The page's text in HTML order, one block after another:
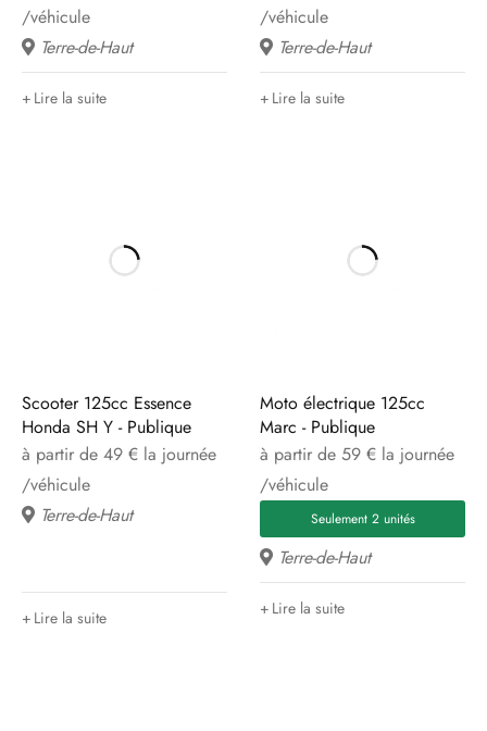
/véhicule
Terre-de-Haut
Lire la suite
/véhicule
Terre-de-Haut
Lire la suite
à partir de 49 € la journée
/véhicule
Terre-de-Haut
Scooter 125cc Essence
Honda SH Y - Publique
Lire la suite
à partir de 59 € la journée
/véhicule
Seulement 2 unités
Terre-de-Haut
Moto électrique 125cc
Marc - Publique
Lire la suite